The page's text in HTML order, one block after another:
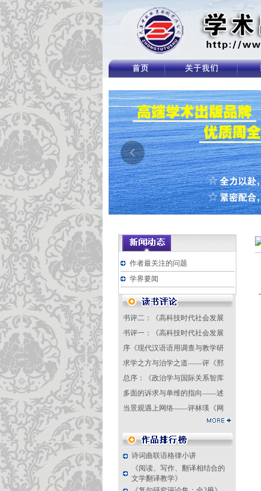
作者最关注的问题
学界要闻
书评二：《高科技时代社会发展
书评一：《高科技时代社会发展
序《现代汉语语用调查与教学研
求学之方与治学之道——评《邢
总序：《政治学与国际关系智库
多面的诉求与单维的指向——述
当景观遇上网络——评林瑛《网
诗词曲联语格律小讲
《阅读、写作、翻译相结合的
文学翻译教学》